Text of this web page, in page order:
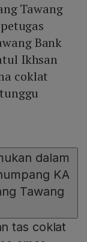
Tawang
Bank
Ikhsan
coklat
dalam
KA
Tawang
tas coklat